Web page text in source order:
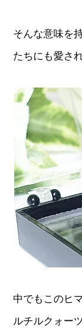
そんな意味を
たちにも愛さ
中でもこのヒ
ルチルクォー